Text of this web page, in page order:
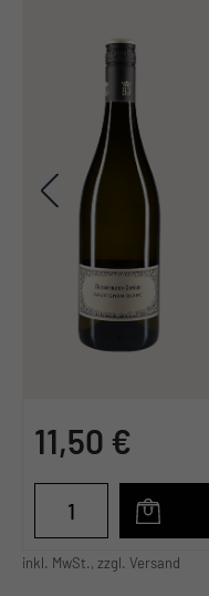
11,50 €
inkl. MwSt., zzgl. Versand